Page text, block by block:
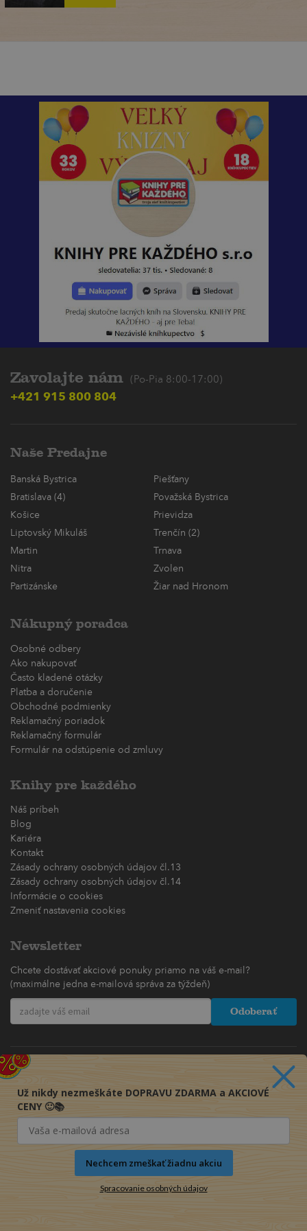
Zavolajte nám (Po-Pia 8:00-17:00)
+421 915 800 804
Naše Predajne
Banská Bystrica
Piešťany
Bratislava (4)
Považská Bystrica
Košice
Prievidza
Liptovský Mikuláš
Trenčín (2)
Martin
Trnava
Nitra
Zvolen
Partizánske
Žiar nad Hronom
Nákupný poradca
Osobné odbery
Ako nakupovať
Často kladené otázky
Platba a doručenie
Obchodné podmienky
Reklamačný poriadok
Reklamačný formulár
Formulár na odstúpenie od zmluvy
Knihy pre každého
Náš príbeh
Blog
Kariéra
Kontakt
Zásady ochrany osobných údajov čl.13
Zásady ochrany osobných údajov čl.14
Informácie o cookies
Zmeniť nastavenia cookies
Newsletter
Chcete dostávať akciové ponuky priamo na váš e-mail?
(maximálne jedna e-mailová správa za týždeň)
Odoberať
Už nikdy nezmeškáte DOPRAVU ZDARMA a AKCIOVÉ
CENY 🙂📚
Nechcem zmeškať žiadnu akciu
Spracovanie osobných údajov